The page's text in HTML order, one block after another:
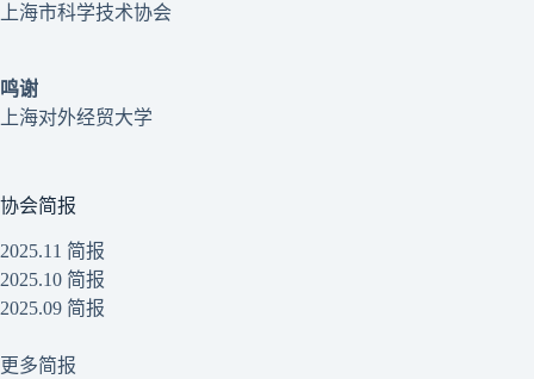
上海市科学技术协会
鸣谢
上海对外经贸大学
协会简报
2025.11 简报
2025.10 简报
2025.09 简报
更多简报